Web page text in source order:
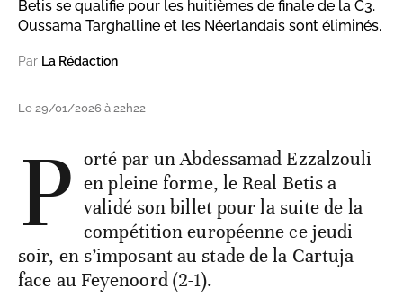
Betis se qualifie pour les huitièmes de finale de la C3.
Oussama Targhalline et les Néerlandais sont éliminés.
Par La Rédaction
Le 29/01/2026 à 22h22
P orté par un Abdessamad Ezzalzouli
en pleine forme, le Real Betis a
validé son billet pour la suite de la
compétition européenne ce jeudi
soir, en s’imposant au stade de la Cartuja
face au Feyenoord (2-1).